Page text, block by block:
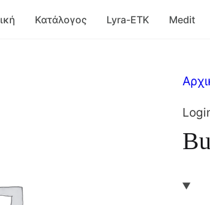
Κατάλογος Lyra-ETK Medit